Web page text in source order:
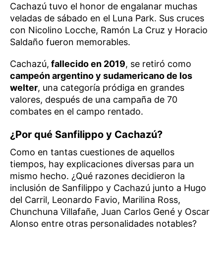
Cachazú tuvo el honor de engalanar muchas
veladas de sábado en el Luna Park. Sus cruces
con Nicolino Locche, Ramón La Cruz y Horacio
Saldaño fueron memorables.
Cachazú, fallecido en 2019, se retiró como
campeón argentino y sudamericano de los
welter, una categoría pródiga en grandes
valores, después de una campaña de 70
combates en el campo rentado.
¿Por qué Sanfilippo y Cachazú?
Como en tantas cuestiones de aquellos
tiempos, hay explicaciones diversas para un
mismo hecho. ¿Qué razones decidieron la
inclusión de Sanfilippo y Cachazú junto a Hugo
del Carril, Leonardo Favio, Marilina Ross,
Chunchuna Villafañe, Juan Carlos Gené y Oscar
Alonso entre otras personalidades notables?